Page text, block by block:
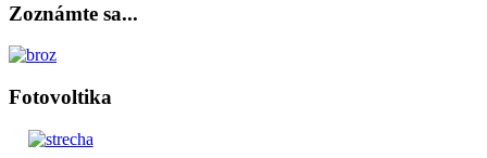
Zoznámte sa...
Fotovoltika